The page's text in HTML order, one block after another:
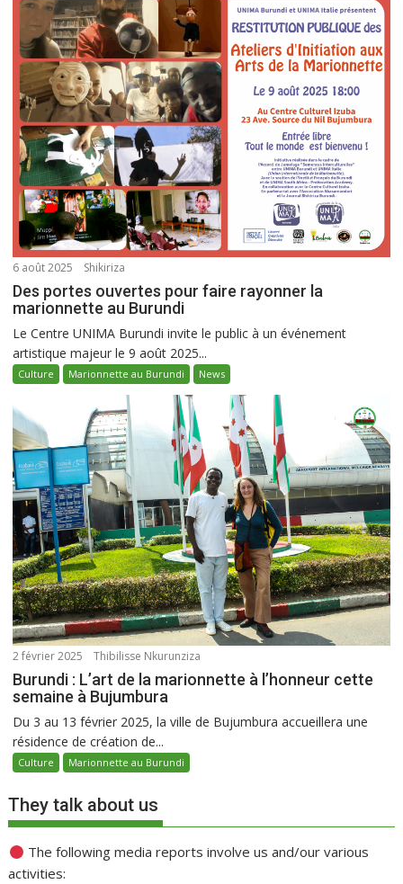
6 août 2025 Shikiriza
Des portes ouvertes pour faire rayonner la
marionnette au Burundi
Le Centre UNIMA Burundi invite le public à un événement
artistique majeur le 9 août 2025...
Culture Marionnette au Burundi News
2 février 2025 Thibilisse Nkurunziza
Burundi : L’art de la marionnette à l’honneur cette
semaine à Bujumbura
Du 3 au 13 février 2025, la ville de Bujumbura accueillera une
résidence de création de...
Culture Marionnette au Burundi
They talk about us
The following media reports involve us and/our various
activities: